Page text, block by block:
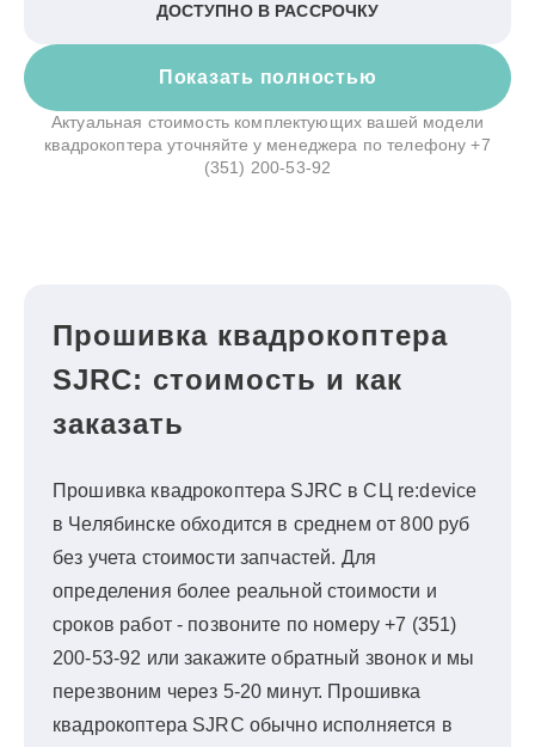
Показать полностью
ДОСТУПНО В РАССРОЧКУ
Актуальная стоимость комплектующих вашей модели
квадрокоптера уточняйте у менеджера по телефону+7
(351) 200-53-92
Прошивка квадрокоптера
SJRC: стоимость и как
заказать
Прошивка квадрокоптера SJRC в СЦ re:device
в Челябинске обходится в среднем от 800 руб
без учета стоимости запчастей. Для
определения более реальной стоимости и
сроков работ - позвоните по номеру +7 (351)
200-53-92 или закажите обратный звонок и мы
перезвоним через 5-20 минут. Прошивка
квадрокоптера SJRC обычно исполняется в